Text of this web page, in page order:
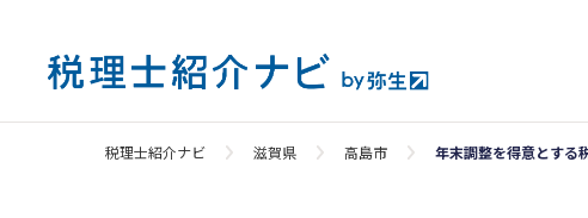
税理士紹介ナビ 滋賀県 高島市 年末調整を得意とする